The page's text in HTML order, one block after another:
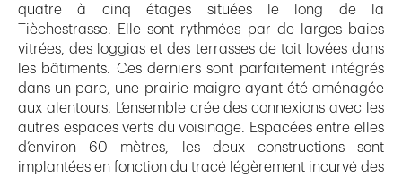
quatre à cinq étages situées le long de la
Tièchestrasse. Elle sont rythmées par de larges baies
vitrées, des loggias et des terrasses de toit lovées dans
les bâtiments. Ces derniers sont parfaitement intégrés
dans un parc, une prairie maigre ayant été aménagée
aux alentours. L’ensemble crée des connexions avec les
autres espaces verts du voisinage. Espacées entre elles
d’environ 60 mètres, les deux constructions sont
implantées en fonction du tracé légèrement incurvé des